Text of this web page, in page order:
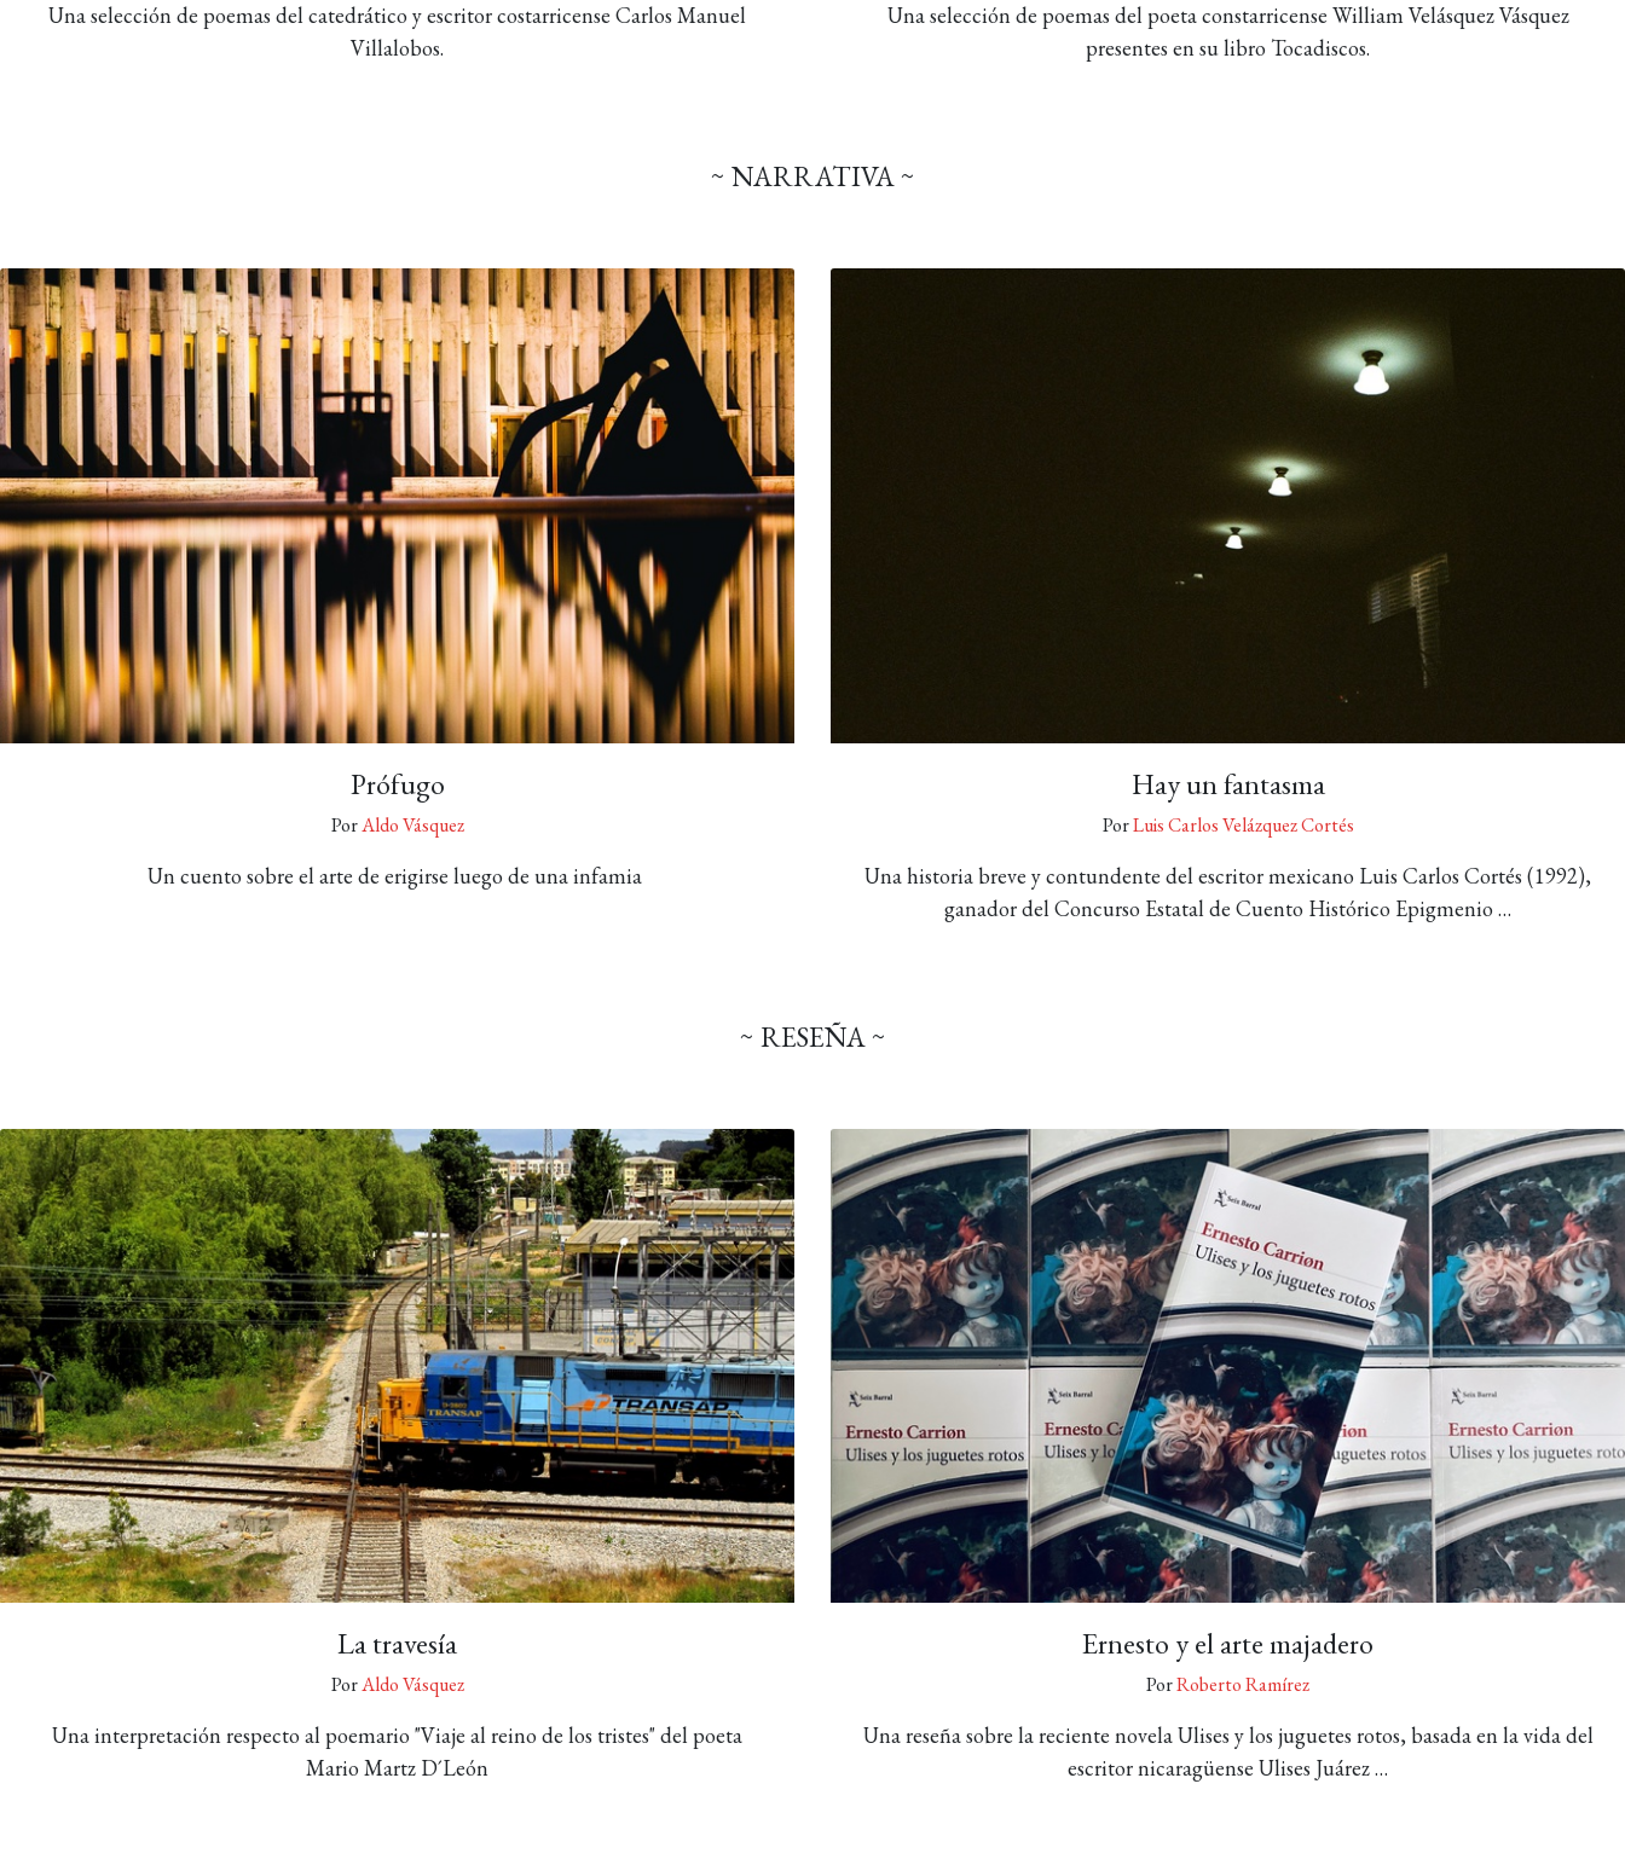
Una selección de poemas del catedrático y escritor costarricense Carlos Manuel
Villalobos.
Una selección de poemas del poeta constarricense William Velásquez Vásquez
presentes en su libro Tocadiscos.
~ NARRATIVA ~
Prófugo
PorAldo Vásquez
Un cuento sobre el arte de erigirse luego de una infamia
Hay un fantasma
PorLuis Carlos Velázquez Cortés
Una historia breve y contundente del escritor mexicano Luis Carlos Cortés (1992),
ganador del Concurso Estatal de Cuento Histórico Epigmenio …
~ RESEÑA ~
La travesía
PorAldo Vásquez
Una interpretación respecto al poemario "Viaje al reino de los tristes" del poeta
Mario Martz D´León
Ernesto y el arte majadero
PorRoberto Ramírez
Una reseña sobre la reciente novela Ulises y los juguetes rotos, basada en la vida del
escritor nicaragüense Ulises Juárez …